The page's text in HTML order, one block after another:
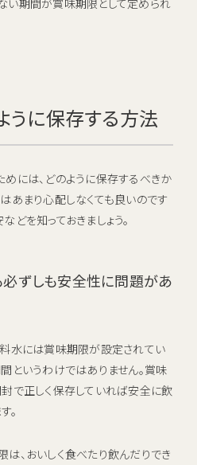
うに保存する方法
には、どのように保存するべきか
あまり心配しなくても良いのです
どを知っておきましょう。
ずしも安全性に問題があ
水には賞味期限が設定されてい
というわけではありません。賞味
で正しく保存していれば安全に飲
。
、おいしく食べたり飲んだりでき